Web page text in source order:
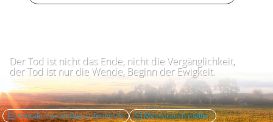
Der Tod ist nicht das Ende, nicht die Vergänglichkeit,
der Tod ist nur die Wende, Beginn der Ewigkeit.
Kontakt zum Verlag aufnehmen Mëssbrauch mellen